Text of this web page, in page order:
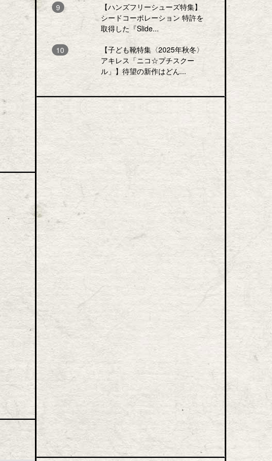
【ハンズフリーシューズ特集】
シードコーポレーション 特許を
取得した『Slide...
【子ども靴特集〈2025年秋冬〉
アキレス「ニコ☆プチスクー
ル」】待望の新作はどん...